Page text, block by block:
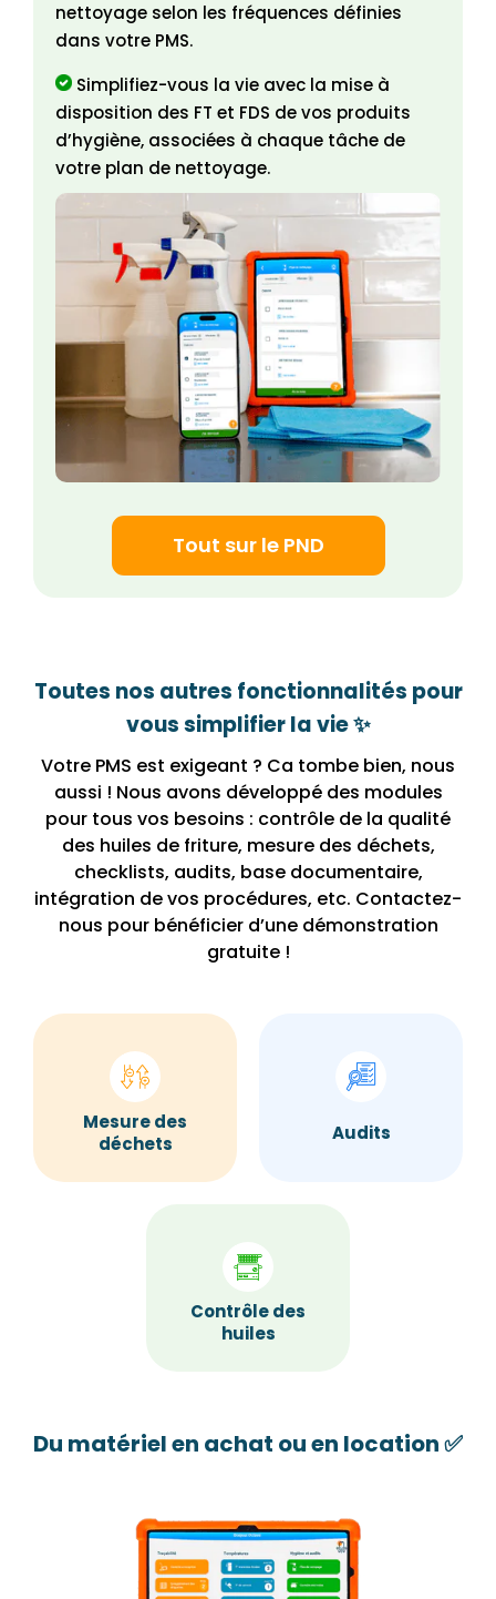
nettoyage selon les fréquences définies
dans votre PMS.
Simplifiez-vous la vie avec la mise à
disposition des FT et FDS de vos produits
d’hygiène, associées à chaque tâche de
votre plan de nettoyage.
Tout sur le PND
Toutes nos autres fonctionnalités pour
vous simplifier la vie ✨
Votre PMS est exigeant ? Ca tombe bien, nous
aussi ! Nous avons développé des modules
pour tous vos besoins : contrôle de la qualité
des huiles de friture, mesure des déchets,
checklists, audits, base documentaire,
intégration de vos procédures, etc. Contactez-
nous pour bénéficier d’une démonstration
gratuite !
Mesure des
déchets
Audits
Contrôle des
huiles
Du matériel en achat ou en location ✅